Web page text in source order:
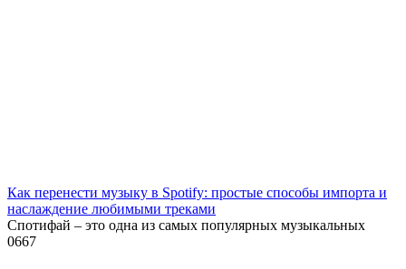
Как перенести музыку в Spotify: простые способы импорта и
наслаждение любимыми треками
Спотифай – это одна из самых популярных музыкальных
0667